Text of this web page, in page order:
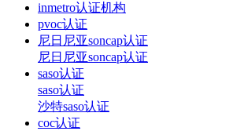
inmetro认证机构
pvoc认证
尼日尼亚soncap认证
尼日尼亚soncap认证
saso认证
saso认证
沙特saso认证
coc认证